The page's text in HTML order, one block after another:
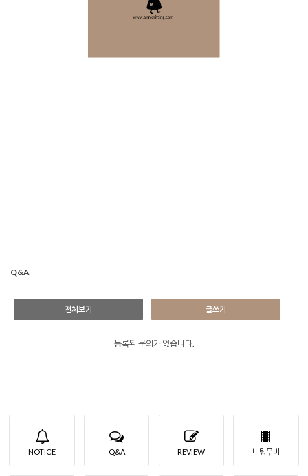
Q&A
전체보기 글쓰기
등록된 문의가 없습니다.
NOTICE Q&A REVIEW 니팅무비